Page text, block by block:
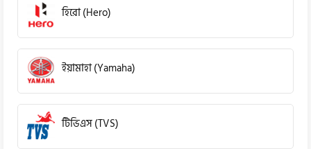
হিরো (Hero)
ইয়ামাহা (Yamaha)
টিভিএস (TVS)